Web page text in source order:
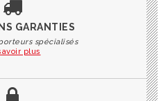
GARANTIES
spécialisés
plus